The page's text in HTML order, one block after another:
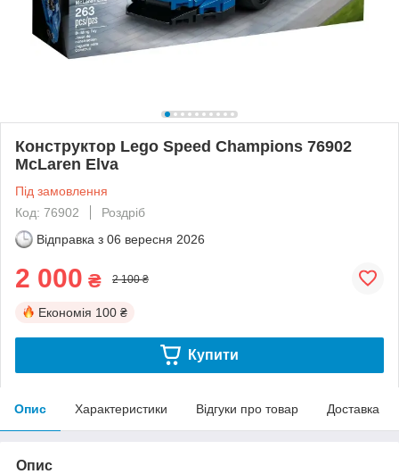
Конструктор Lego Speed Champions 76902
McLaren Elva
Під замовлення
Код: 76902
Роздріб
Відправка з 06 вересня 2026
2 000 ₴ 2 100 ₴
Економія 100 ₴
Купити
Опис Характеристики Відгуки про товар Доставка
Опис